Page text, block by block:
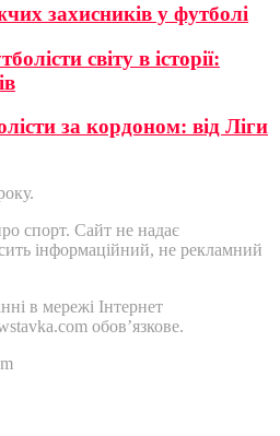
захисників у футболі
світу в історії:
за кордоном: від Ліги
спорт. Сайт не надає
інформаційний, не рекламний
в мережі Інтернет
обов’язкове.